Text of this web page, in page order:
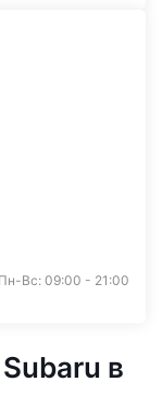
Пн-Вс: 09:00 - 21:00
в